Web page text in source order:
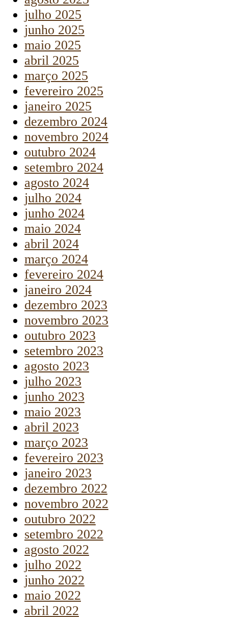
julho 2025
junho 2025
maio 2025
abril 2025
março 2025
fevereiro 2025
janeiro 2025
dezembro 2024
novembro 2024
outubro 2024
setembro 2024
agosto 2024
julho 2024
junho 2024
maio 2024
abril 2024
março 2024
fevereiro 2024
janeiro 2024
dezembro 2023
novembro 2023
outubro 2023
setembro 2023
agosto 2023
julho 2023
junho 2023
maio 2023
abril 2023
março 2023
fevereiro 2023
janeiro 2023
dezembro 2022
novembro 2022
outubro 2022
setembro 2022
agosto 2022
julho 2022
junho 2022
maio 2022
abril 2022